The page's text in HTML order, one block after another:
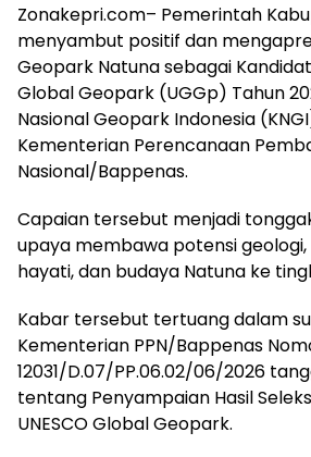
Zonakepri.com– Pemerintah
menyambut positif dan
Geopark Natuna sebagai Kandidat
Global Geopark (UGGp) Tahun
Nasional Geopark Indonesia
Kementerian Perencanaan
Nasional/Bappenas.
Capaian tersebut menjadi
upaya membawa potensi
hayati, dan budaya Natuna ke
Kabar tersebut tertuang dalam
Kementerian PPN/Bappenas
12031/D.07/PP.06.02/06/2026
tentang Penyampaian Hasil
UNESCO Global Geopark.